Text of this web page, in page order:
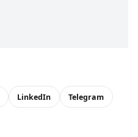
LinkedIn Telegram